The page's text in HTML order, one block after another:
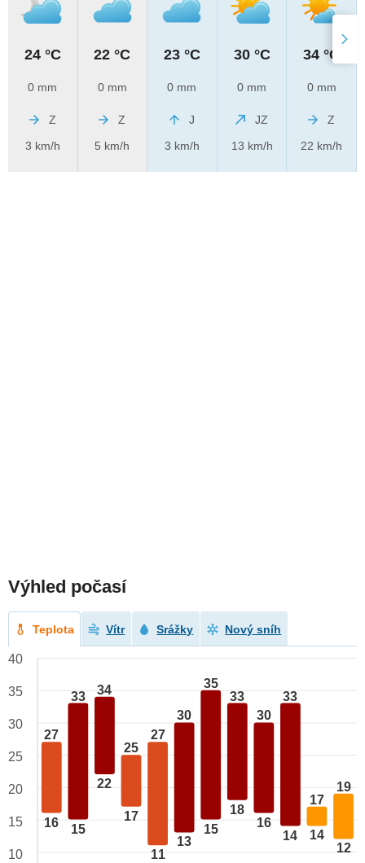
24 °C
0 mm
Z
3 km/h
22 °C
0 mm
Z
5 km/h
23 °C
0 mm
J
3 km/h
30 °C
0 mm
JZ
13 km/h
34 °C
0 mm
Z
22 km/h
Výhled počasí
Teplota Vítr Srážky Nový sníh
27
16
33
15
34
22
25
17
27
11
30
13
35
15
33
18
30
16
33
14
17
14
19
12
40
35
30
25
20
15
10